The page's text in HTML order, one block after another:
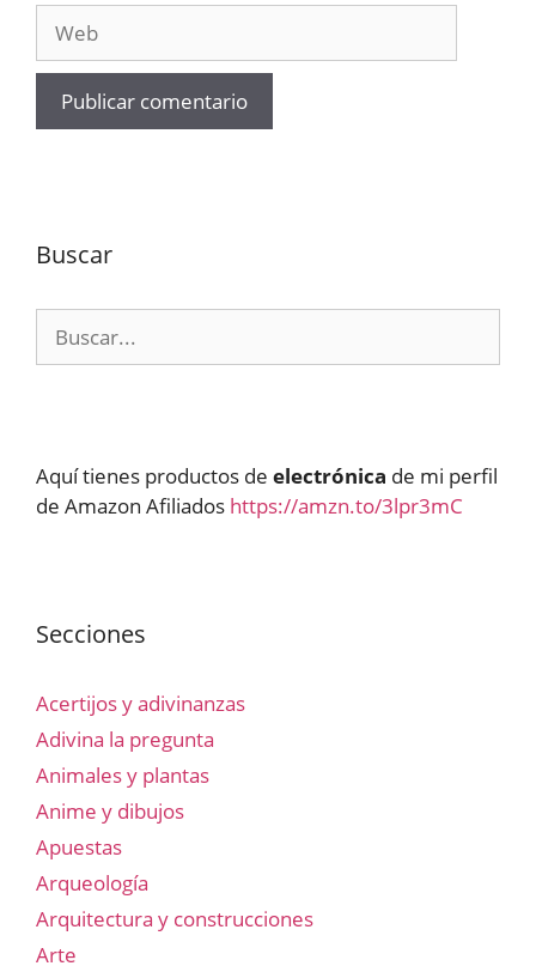
Buscar
Aquí tienes productos de electrónica de mi perfil
de Amazon Afiliados https://amzn.to/3lpr3mC
Secciones
Acertijos y adivinanzas
Adivina la pregunta
Animales y plantas
Anime y dibujos
Apuestas
Arqueología
Arquitectura y construcciones
Arte